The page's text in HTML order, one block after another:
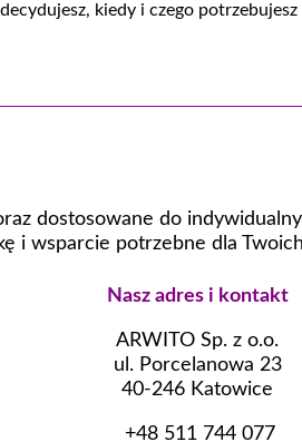
kiedy i czego
dostosowane do
i wsparcie potrzebne dla
Nasz adres i kontakt
ARWITO Sp. z o.o.
ul. Porcelanowa 23
40-246 Katowice
+48 511 744 077